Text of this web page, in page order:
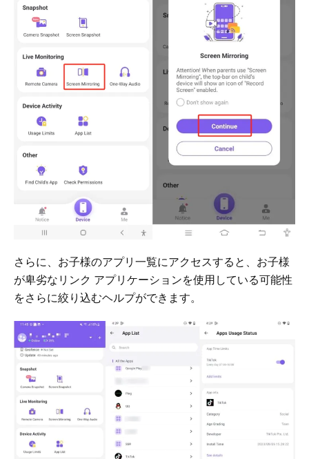
さらに、お子様のアプリ一覧にアクセスすると、お子様
が卑劣なリンク アプリケーションを使用している可能性
をさらに絞り込むヘルプができます。